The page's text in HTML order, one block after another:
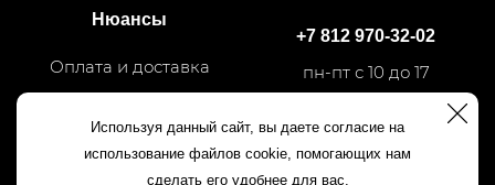
Нюансы
Оплата и доставка
+7 812 970-32-02
пн-пт с 10 до 17
+7 812 540-50-35
Используя данный сайт, вы даете согласие на
использование файлов cookie, помогающих нам
сделать его удобнее для вас.